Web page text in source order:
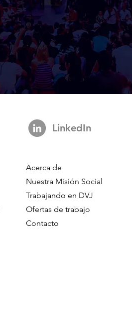
LinkedIn
Acerca de
Nuestra Misión Social
Trabajando en DVJ
Ofertas de trabajo
Contacto